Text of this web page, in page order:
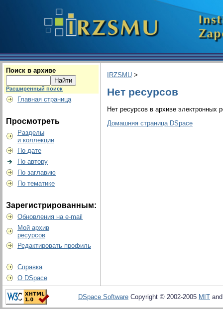
Поиск в архиве
Расширенный поиск
Главная страница
Просмотреть
Разделы
и коллекции
По дате
По автору
По заглавию
По тематике
Зарегистрированным:
Обновления на e-mail
Мой архив
ресурсов
Редактировать профиль
Справка
О DSpace
IRZSMU >
Нет ресурсов
Нет ресурсов в архиве электронных
Домашняя страница DSpace
DSpace Software Copyright © 2002-2005 MIT